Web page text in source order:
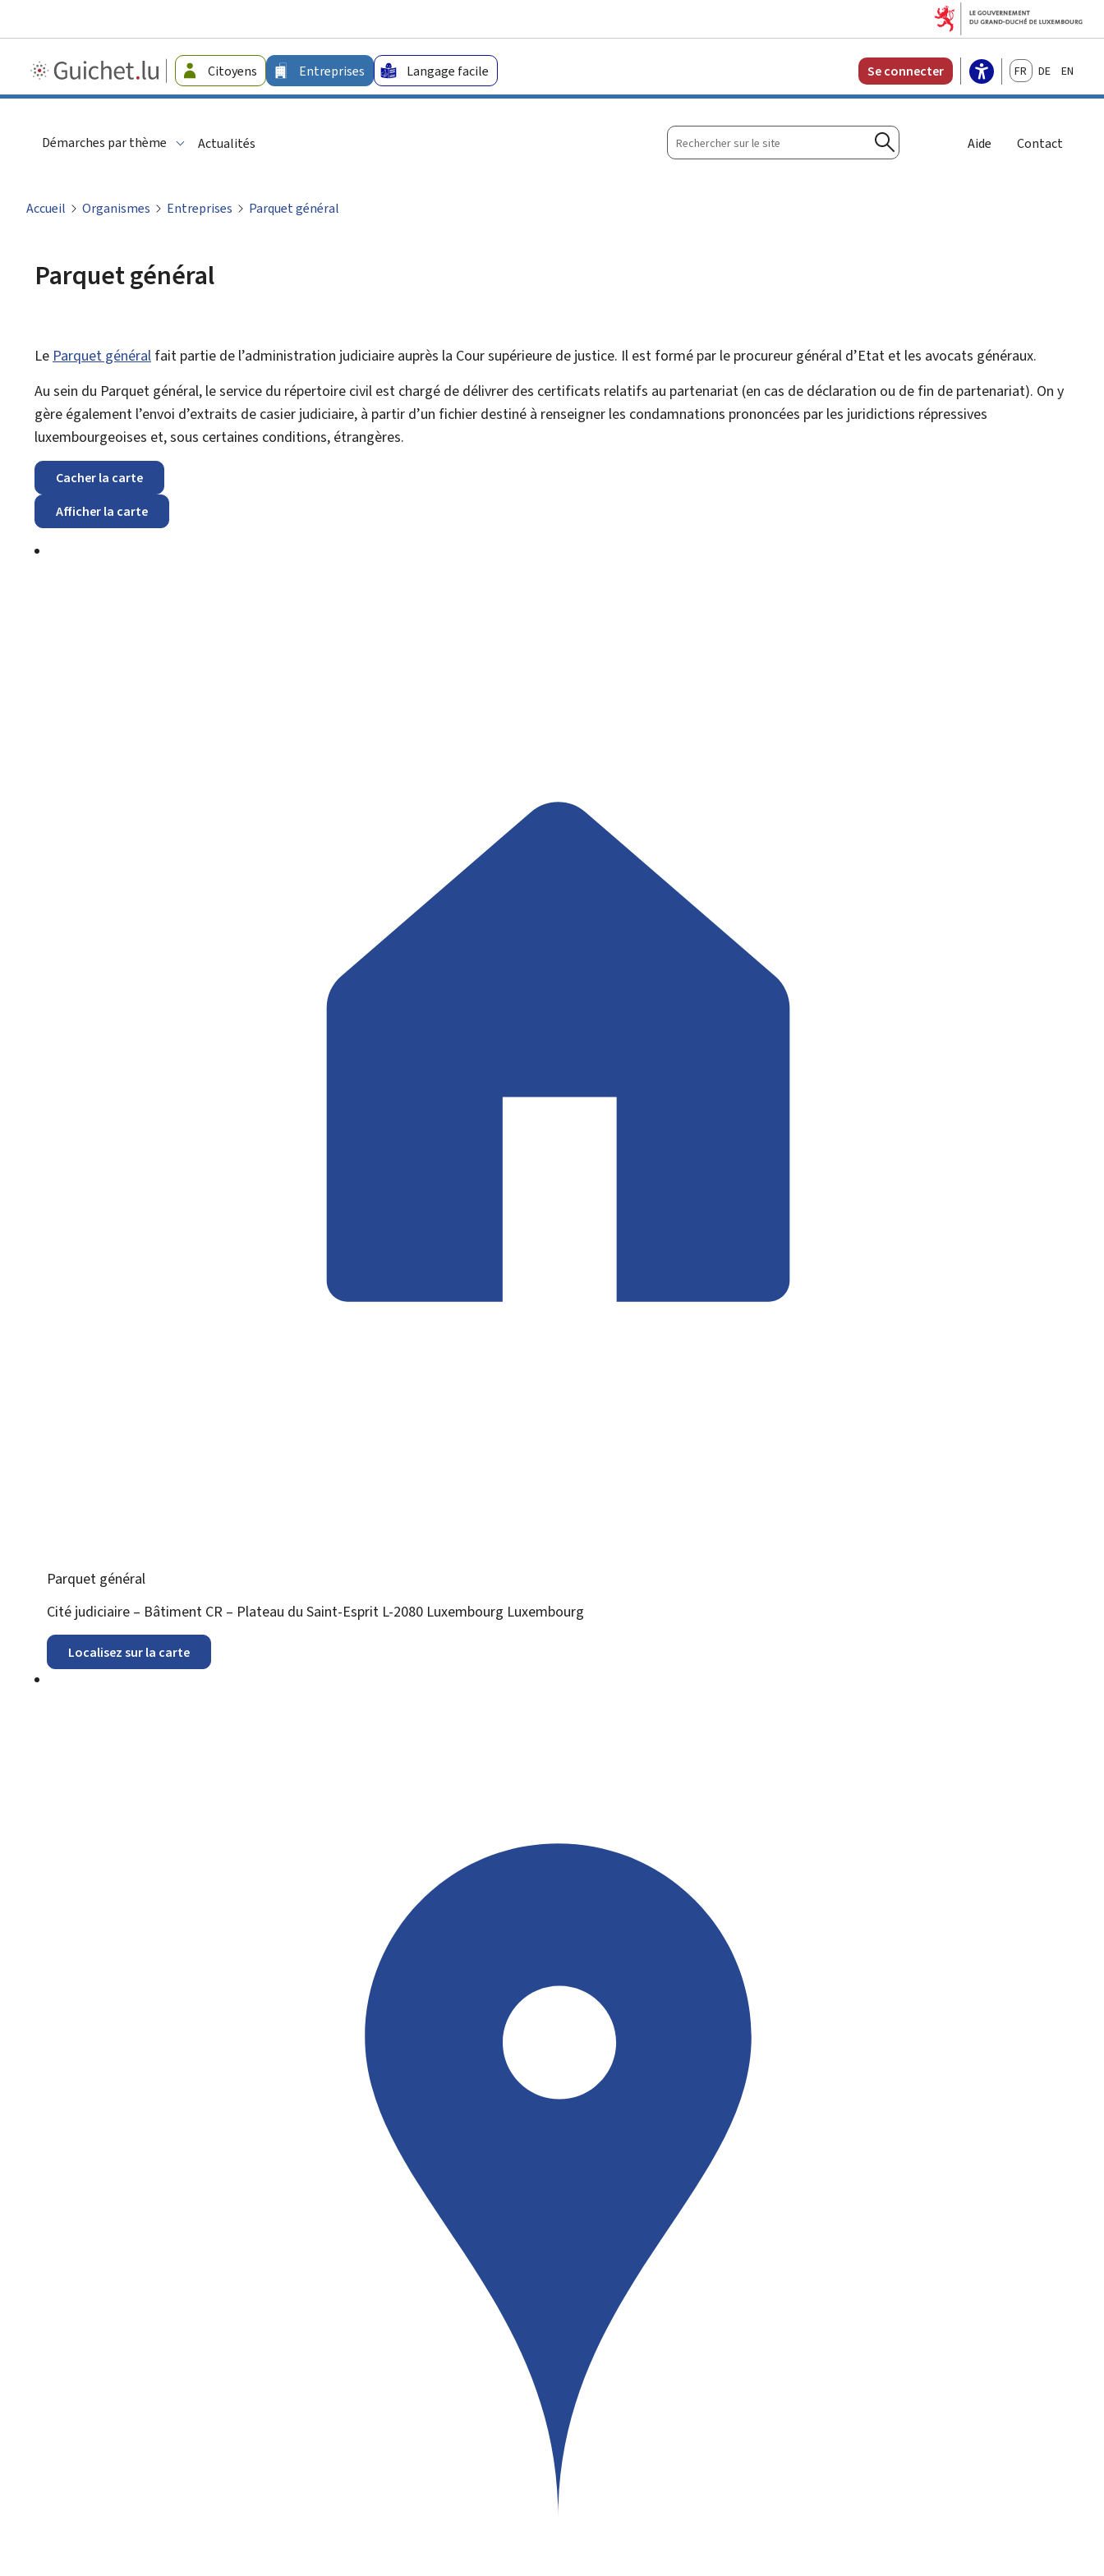
Guichet.lu
-
Citoyens Entreprises Langage facile Se connecter FrançaisDeutschEnglish
Démarches par thème Actualités
Rechercher
sur
Rechercher
Aide Contact
Accueil Organismes Entreprises Parquet général
Parquet général
Le Parquet général fait partie de l’administration judiciaire auprès la Cour supérieure de justice. Il est formé par le procureur général d’Etat et les avocats généraux.
Au sein du Parquet général, le service du répertoire civil est chargé de délivrer des certificats relatifs au partenariat (en cas de déclaration ou de fin de partenariat). On y
gère également l’envoi d’extraits de casier judiciaire, à partir d’un fichier destiné à renseigner les condamnations prononcées par les juridictions répressives
luxembourgeoises et, sous certaines conditions, étrangères.
Cacher la carte
Afficher la carte
Parquet général
ADRESSE
:
Cité judiciaire – Bâtiment CR – Plateau du Saint-Esprit L-2080 Luxembourg Luxembourg
Localisez sur la carte